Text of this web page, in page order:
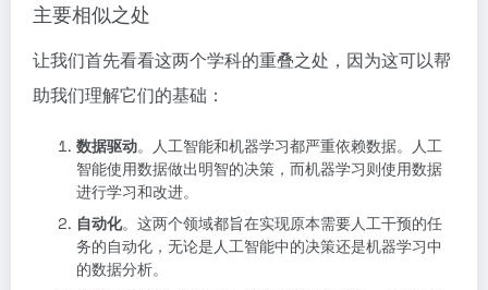
主要相似之处
让我们首先看看这两个学科的重叠之处，因为这可以帮
助我们理解它们的基础：
数据驱动。人工智能和机器学习都严重依赖数据。人工
智能使用数据做出明智的决策，而机器学习则使用数据
进行学习和改进。
自动化。这两个领域都旨在实现原本需要人工干预的任
务的自动化，无论是人工智能中的决策还是机器学习中
的数据分析。